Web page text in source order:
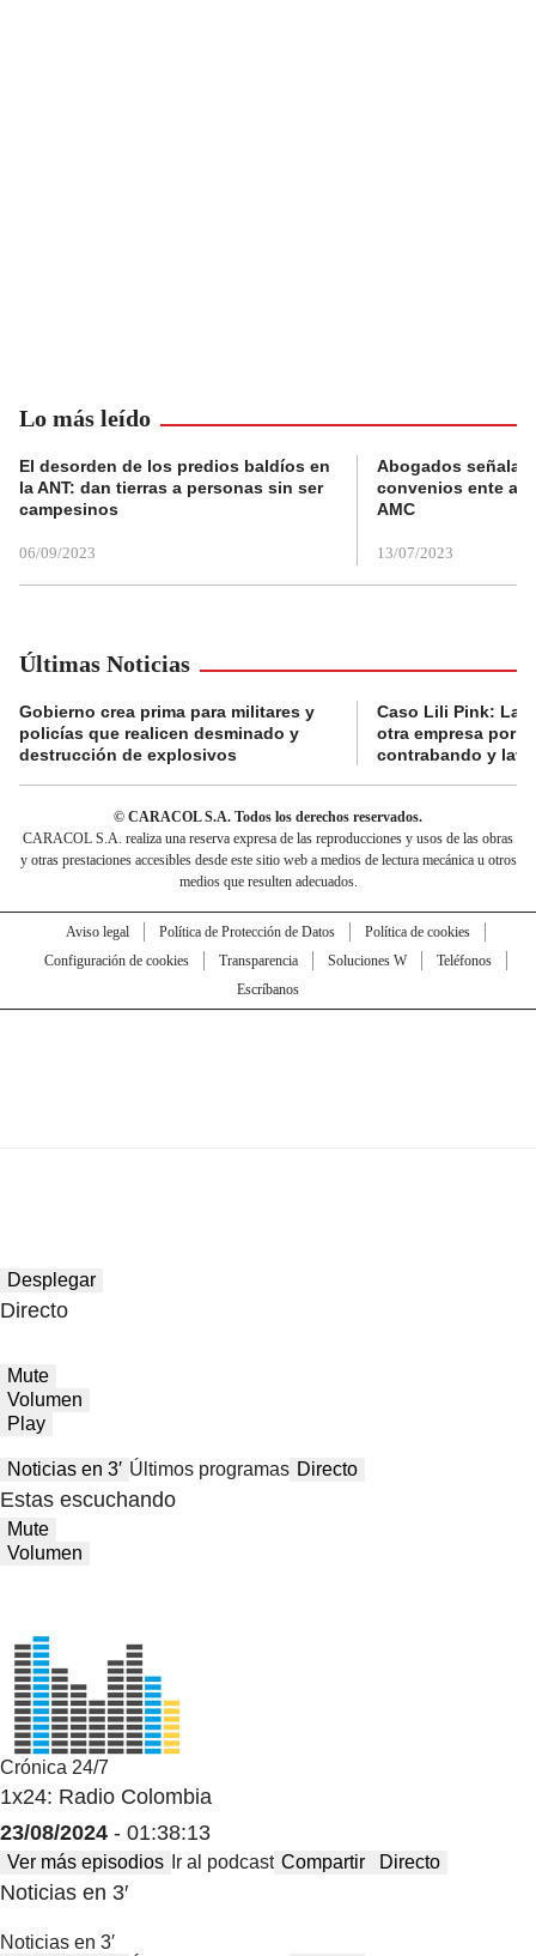
Lo más leído
El desorden de los predios baldíos en
la ANT: dan tierras a personas sin ser
campesinos
06/09/2023
Abogados
convenios ente
AMC
13/07/2023
Últimas Noticias
Gobierno crea prima para militares y
policías que realicen desminado y
destrucción de explosivos
Caso Lili Pink: La
otra empresa por
contrabando y
© CARACOL S.A. Todos los derechos reservados.
CARACOL S.A. realiza una reserva expresa de las reproducciones y usos de las obras
y otras prestaciones accesibles desde este sitio web a medios de lectura mecánica u otros
medios que resulten adecuados.
Aviso legal Política de Protección de Datos
Política de cookies
Configuración de cookies
Transparencia Soluciones W
Teléfonos
Escríbanos
Desplegar
Directo
Mute
Volumen
Play
Noticias en 3′ Últimos programas Directo
Estas escuchando
Mute
Volumen
Crónica 24/7
1x24: Radio Colombia
23/08/2024 - 01:38:13
Ver más episodios Ir al podcast Compartir Directo
Noticias en 3′
Noticias en 3′